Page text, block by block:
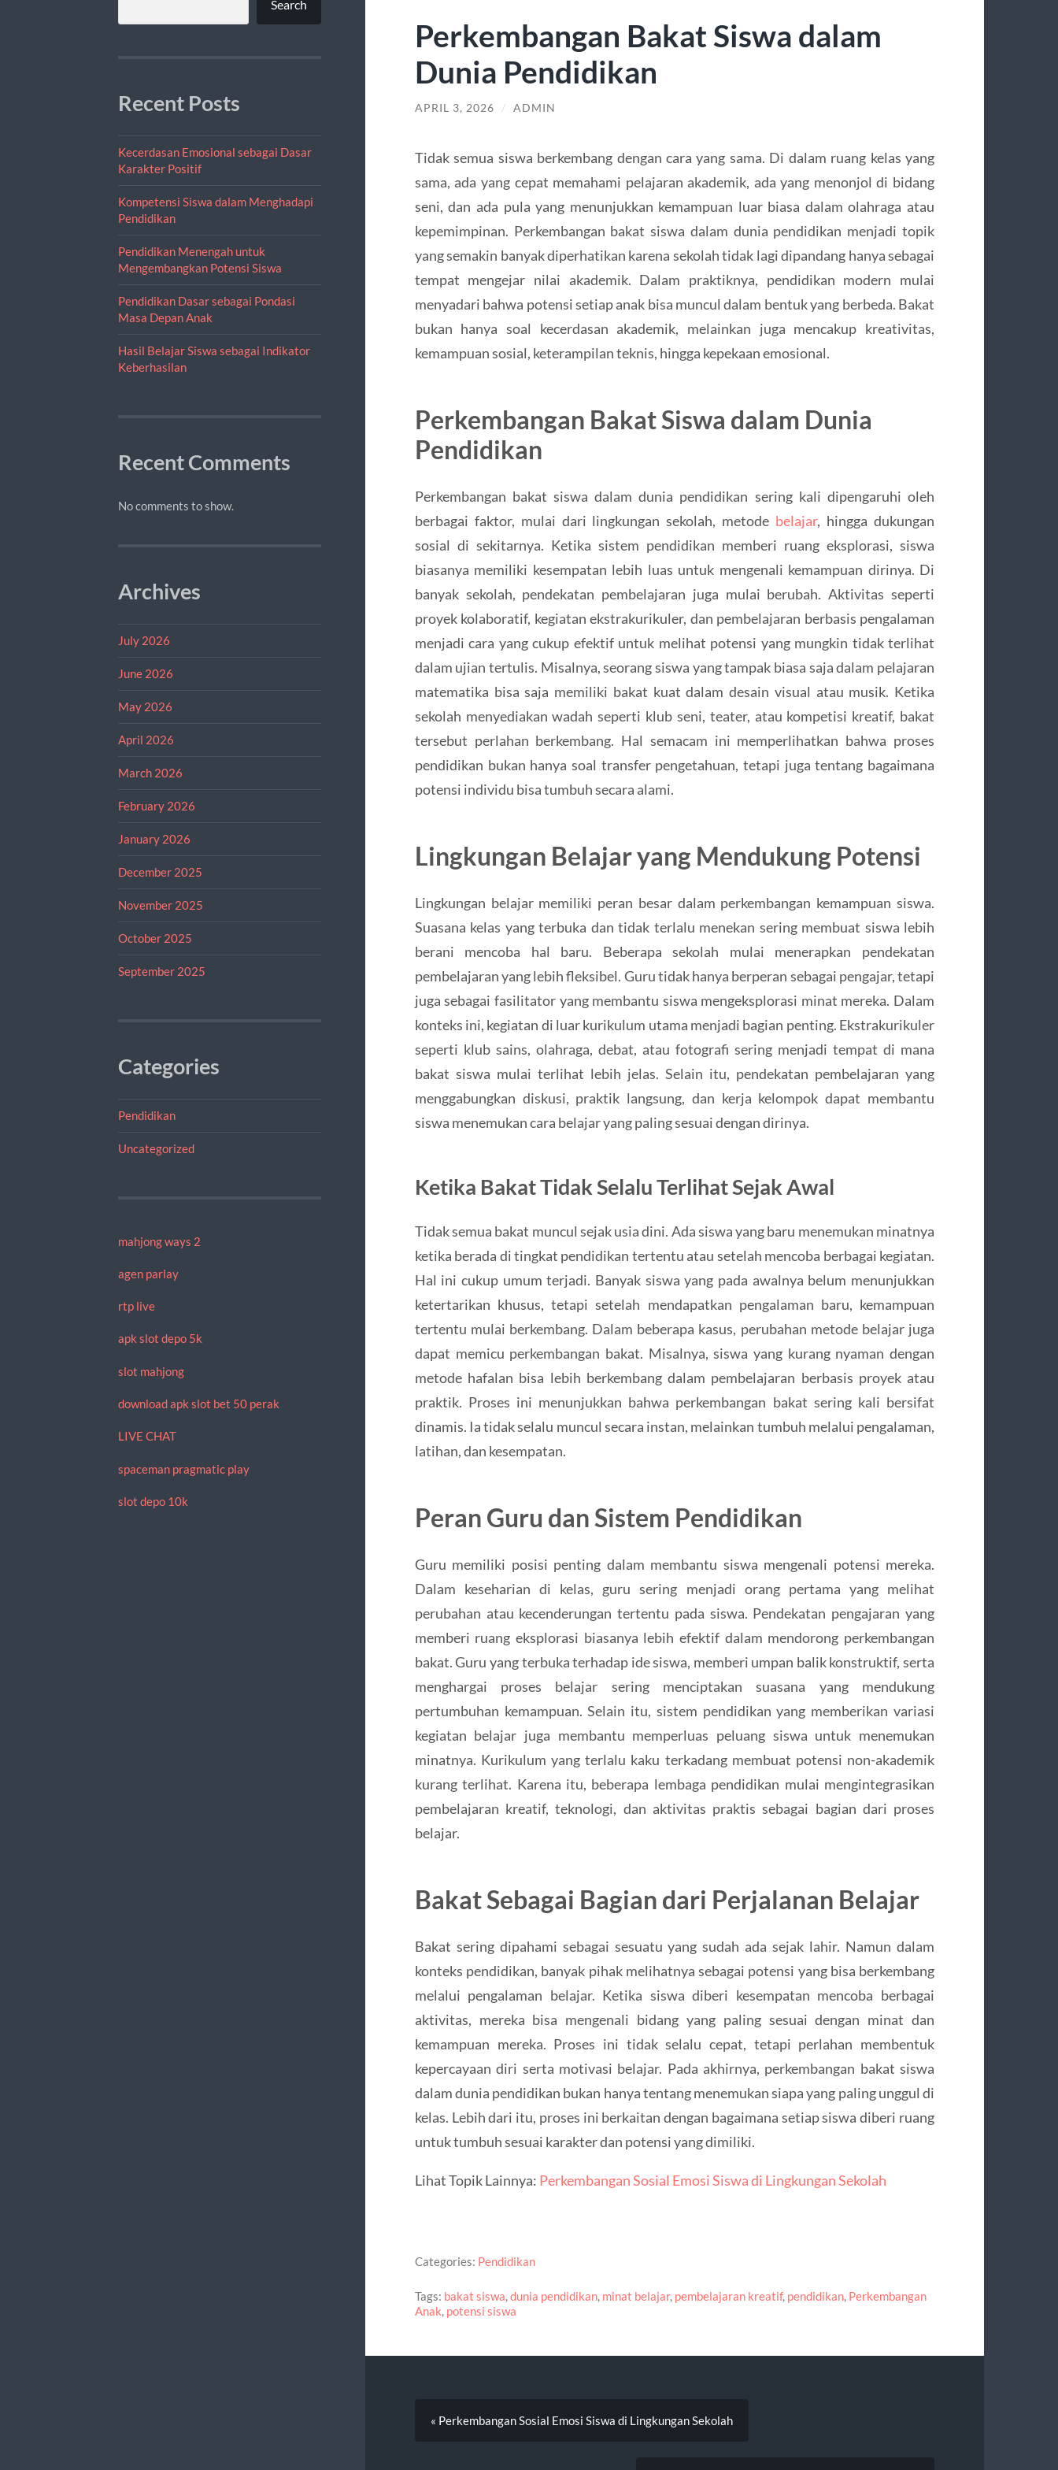
Search
Recent Posts
Kecerdasan Emosional sebagai Dasar
Karakter Positif
Kompetensi Siswa dalam Menghadapi
Pendidikan
Pendidikan Menengah untuk
Mengembangkan Potensi Siswa
Pendidikan Dasar sebagai Pondasi
Masa Depan Anak
Hasil Belajar Siswa sebagai Indikator
Keberhasilan
Recent Comments
No comments to show.
Archives
July 2026
June 2026
May 2026
April 2026
March 2026
February 2026
January 2026
December 2025
November 2025
October 2025
September 2025
Categories
Pendidikan
Uncategorized
mahjong ways 2
agen parlay
rtp live
apk slot depo 5k
slot mahjong
download apk slot bet 50 perak
LIVE CHAT
spaceman pragmatic play
slot depo 10k
Perkembangan Bakat Siswa dalam
Dunia Pendidikan
APRIL 3, 2026 / ADMIN
Tidak semua siswa berkembang dengan cara yang sama. Di dalam ruang kelas yang
sama, ada yang cepat memahami pelajaran akademik, ada yang menonjol di bidang
seni, dan ada pula yang menunjukkan kemampuan luar biasa dalam olahraga atau
kepemimpinan. Perkembangan bakat siswa dalam dunia pendidikan menjadi topik
yang semakin banyak diperhatikan karena sekolah tidak lagi dipandang hanya sebagai
tempat mengejar nilai akademik. Dalam praktiknya, pendidikan modern mulai
menyadari bahwa potensi setiap anak bisa muncul dalam bentuk yang berbeda. Bakat
bukan hanya soal kecerdasan akademik, melainkan juga mencakup kreativitas,
kemampuan sosial, keterampilan teknis, hingga kepekaan emosional.
Perkembangan Bakat Siswa dalam Dunia
Pendidikan
Perkembangan bakat siswa dalam dunia pendidikan sering kali dipengaruhi oleh
berbagai faktor, mulai dari lingkungan sekolah, metode belajar, hingga dukungan
sosial di sekitarnya. Ketika sistem pendidikan memberi ruang eksplorasi, siswa
biasanya memiliki kesempatan lebih luas untuk mengenali kemampuan dirinya. Di
banyak sekolah, pendekatan pembelajaran juga mulai berubah. Aktivitas seperti
proyek kolaboratif, kegiatan ekstrakurikuler, dan pembelajaran berbasis pengalaman
menjadi cara yang cukup efektif untuk melihat potensi yang mungkin tidak terlihat
dalam ujian tertulis. Misalnya, seorang siswa yang tampak biasa saja dalam pelajaran
matematika bisa saja memiliki bakat kuat dalam desain visual atau musik. Ketika
sekolah menyediakan wadah seperti klub seni, teater, atau kompetisi kreatif, bakat
tersebut perlahan berkembang. Hal semacam ini memperlihatkan bahwa proses
pendidikan bukan hanya soal transfer pengetahuan, tetapi juga tentang bagaimana
potensi individu bisa tumbuh secara alami.
Lingkungan Belajar yang Mendukung Potensi
Lingkungan belajar memiliki peran besar dalam perkembangan kemampuan siswa.
Suasana kelas yang terbuka dan tidak terlalu menekan sering membuat siswa lebih
berani mencoba hal baru. Beberapa sekolah mulai menerapkan pendekatan
pembelajaran yang lebih fleksibel. Guru tidak hanya berperan sebagai pengajar, tetapi
juga sebagai fasilitator yang membantu siswa mengeksplorasi minat mereka. Dalam
konteks ini, kegiatan di luar kurikulum utama menjadi bagian penting. Ekstrakurikuler
seperti klub sains, olahraga, debat, atau fotografi sering menjadi tempat di mana
bakat siswa mulai terlihat lebih jelas. Selain itu, pendekatan pembelajaran yang
menggabungkan diskusi, praktik langsung, dan kerja kelompok dapat membantu
siswa menemukan cara belajar yang paling sesuai dengan dirinya.
Ketika Bakat Tidak Selalu Terlihat Sejak Awal
Tidak semua bakat muncul sejak usia dini. Ada siswa yang baru menemukan minatnya
ketika berada di tingkat pendidikan tertentu atau setelah mencoba berbagai kegiatan.
Hal ini cukup umum terjadi. Banyak siswa yang pada awalnya belum menunjukkan
ketertarikan khusus, tetapi setelah mendapatkan pengalaman baru, kemampuan
tertentu mulai berkembang. Dalam beberapa kasus, perubahan metode belajar juga
dapat memicu perkembangan bakat. Misalnya, siswa yang kurang nyaman dengan
metode hafalan bisa lebih berkembang dalam pembelajaran berbasis proyek atau
praktik. Proses ini menunjukkan bahwa perkembangan bakat sering kali bersifat
dinamis. Ia tidak selalu muncul secara instan, melainkan tumbuh melalui pengalaman,
latihan, dan kesempatan.
Peran Guru dan Sistem Pendidikan
Guru memiliki posisi penting dalam membantu siswa mengenali potensi mereka.
Dalam keseharian di kelas, guru sering menjadi orang pertama yang melihat
perubahan atau kecenderungan tertentu pada siswa. Pendekatan pengajaran yang
memberi ruang eksplorasi biasanya lebih efektif dalam mendorong perkembangan
bakat. Guru yang terbuka terhadap ide siswa, memberi umpan balik konstruktif, serta
menghargai proses belajar sering menciptakan suasana yang mendukung
pertumbuhan kemampuan. Selain itu, sistem pendidikan yang memberikan variasi
kegiatan belajar juga membantu memperluas peluang siswa untuk menemukan
minatnya. Kurikulum yang terlalu kaku terkadang membuat potensi non-akademik
kurang terlihat. Karena itu, beberapa lembaga pendidikan mulai mengintegrasikan
pembelajaran kreatif, teknologi, dan aktivitas praktis sebagai bagian dari proses
belajar.
Bakat Sebagai Bagian dari Perjalanan Belajar
Bakat sering dipahami sebagai sesuatu yang sudah ada sejak lahir. Namun dalam
konteks pendidikan, banyak pihak melihatnya sebagai potensi yang bisa berkembang
melalui pengalaman belajar. Ketika siswa diberi kesempatan mencoba berbagai
aktivitas, mereka bisa mengenali bidang yang paling sesuai dengan minat dan
kemampuan mereka. Proses ini tidak selalu cepat, tetapi perlahan membentuk
kepercayaan diri serta motivasi belajar. Pada akhirnya, perkembangan bakat siswa
dalam dunia pendidikan bukan hanya tentang menemukan siapa yang paling unggul di
kelas. Lebih dari itu, proses ini berkaitan dengan bagaimana setiap siswa diberi ruang
untuk tumbuh sesuai karakter dan potensi yang dimiliki.
Lihat Topik Lainnya: Perkembangan Sosial Emosi Siswa di Lingkungan Sekolah
Categories: Pendidikan
Tags: bakat siswa,dunia pendidikan, minat belajar, pembelajaran kreatif, pendidikan, Perkembangan
Anak, potensi siswa
« Perkembangan Sosial Emosi Siswa di Lingkungan Sekolah